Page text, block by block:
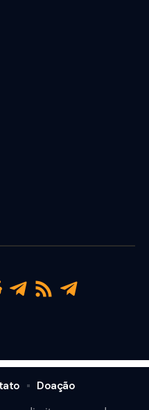
Doação